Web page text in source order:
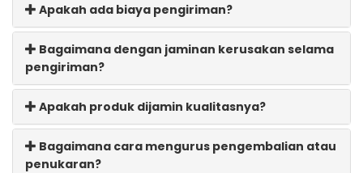
Apakah ada biaya pengiriman?
Bagaimana dengan jaminan kerusakan selama
pengiriman?
Apakah produk dijamin kualitasnya?
Bagaimana cara mengurus pengembalian atau
penukaran?